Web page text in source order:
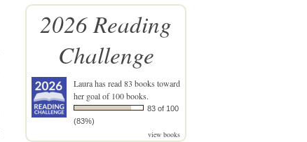
2026 Reading
Challenge
Laurahas read 83 books toward
her goal of 100 books.
83 of 100
(83%)
view books